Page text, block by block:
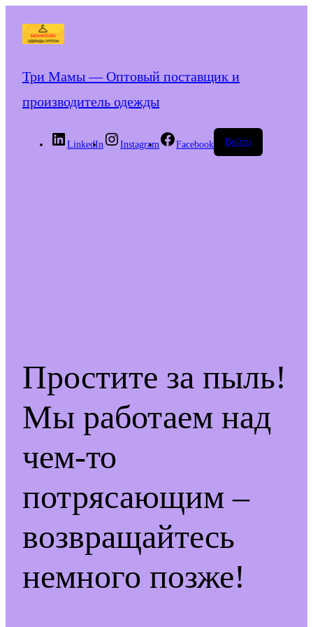
Три Мамы — Оптовый поставщик и
производитель одежды
LinkedIn Instagram Facebook Войти
Простите за пыль!
Мы работаем над
чем-то
потрясающим –
возвращайтесь
немного позже!